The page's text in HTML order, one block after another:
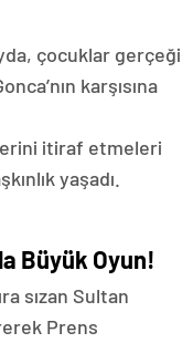
çocuklar gerçeği
karşısına
itiraf etmeleri
yaşadı.
Büyük Oyun!
sızan Sultan
Prens